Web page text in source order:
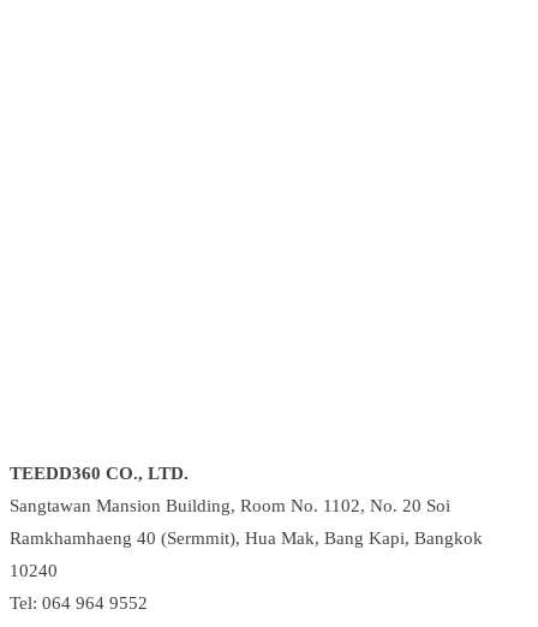
TEEDD360 CO., LTD.
Sangtawan Mansion Building, Room No. 1102, No. 20 Soi
Ramkhamhaeng 40 (Sermmit), Hua Mak, Bang Kapi, Bangkok
10240
Tel: 064 964 9552